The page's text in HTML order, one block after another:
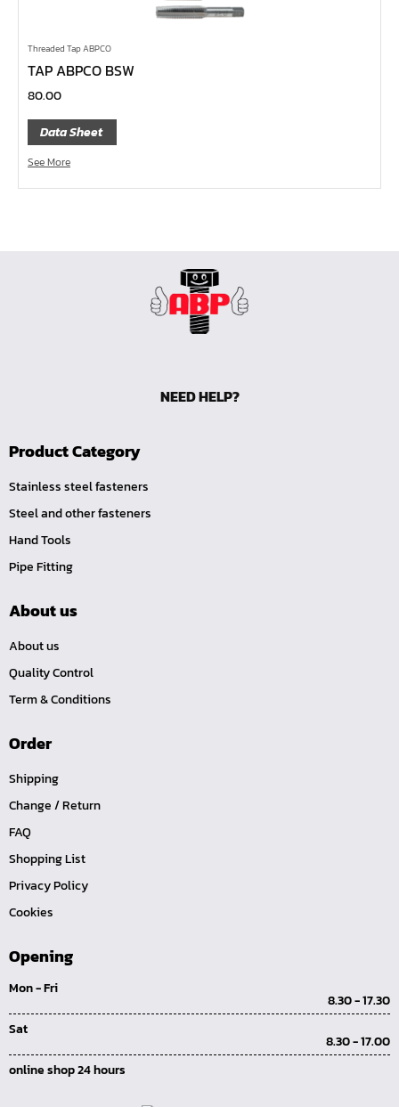
หน้าแปลนเชื่อม SUS304 JEF 20K FF
หน้าแปลนเชื่อม SUS304 JEF 10K FF
หน้าแปลนเชื่อม SUS304 JEF 5K FF
หน้าแปลนเชื่อม SUS304 JEF 300P RF
หน้าแปลนเชื่อม SUS304 JEF 150P RF
หน้าแปลนเหล็กเกลียวใน JEF PN40
หน้าแปลนเหล็กเกลียวใน JEF PN16
หน้าแปลนเหล็กสวมเชื่อม JEF SWRF 150P
หน้าแปลนเหล็กคอสูง JEF WNRF 300P
หน้าแปลนเหล็กคอสูง JEF WNRF PN40
หน้าแปลนเหล็กคอสูง JEF WNRF 150P
หน้าแปลนเหล็กบอด JEF 150P RF ชุบกัลวาไนซ์
หน้าแปลนเชื่อมเหล็ก JEF PN16 RF
หน้าแปลนเชื่อมเหล็ก JEF 300P RF
คีมตัดสายเคเบิ้ล
คีมย้ำสายไฟ
คีมล๊อค
คีมหนีบ-ถ่างแหวน
คีมปากเฉียง
คีมคอม้า
บ๊อกซ์เดือยโผล่ Z-Series หกเหลี่ยม,ท๊อกซ์ ขนาด 1/4",
3/8", 1/2"
ด้ามฟรี, ด้ามบ๊อกซ์ Z-Series ขนาด 1/4", 3/8", 1/2"
ลูกบ๊อกซ์ สั้น, ยาว Koken Z-Series ขนาด 1/4", 3/8", 1/2"
ข้อต่อ Z-Series ขนาด 1/4", 3/8", 1/2"
ไขควงตอก
Threaded Tap ABPCO
TAP ABPCO BSW
80.00
Data Sheet
See More
NEED HELP?
Product Category
Stainless steel fasteners
Steel and other fasteners
Hand Tools
Pipe Fitting
About us
About us
Quality Control
Term & Conditions
Order
Shipping
Change / Return
FAQ
Shopping List
Privacy Policy
Cookies
Opening
Mon - Fri
8.30 - 17.30
Sat
8.30 - 17.00
online shop 24 hours